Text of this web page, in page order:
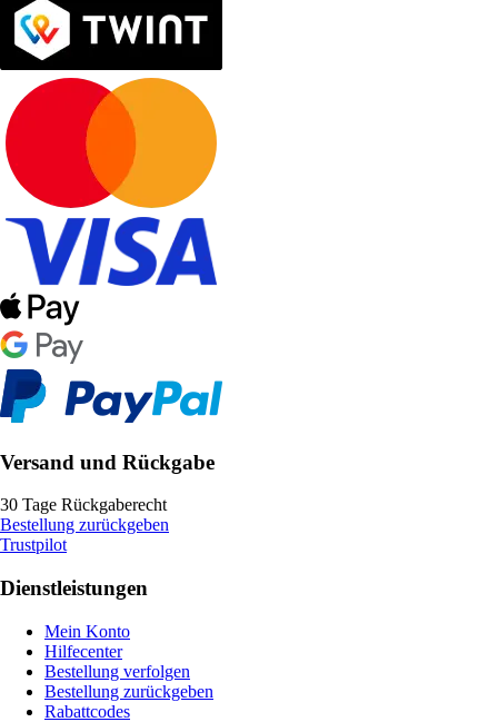
Versand und Rückgabe
30 Tage Rückgaberecht
Bestellung zurückgeben
Trustpilot
Dienstleistungen
Mein Konto
Hilfecenter
Bestellung verfolgen
Bestellung zurückgeben
Rabattcodes